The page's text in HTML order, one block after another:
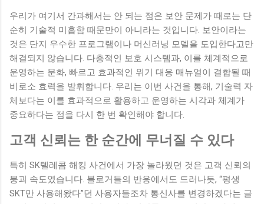
우리가 여기서 간과해서는 안 되는 점은 보안 문제가 때로는 단
순히 기술적 미흡함 때문만이 아니라는 것입니다. 보안이라는
것은 단지 우수한 프로그램이나 머신러닝 모델을 도입한다고만
해결되지 않습니다. 다층적인 보호 시스템과, 이를 체계적으로
운영하는 문화, 빠르고 효과적인 위기 대응 매뉴얼이 결합될 때
비로소 효력을 발휘합니다. 우리는 이번 사건을 통해, 기술력 자
체보다는 이를 효과적으로 활용하고 운영하는 시각과 체계가
중요하다는 점을 다시 한 번 확인해야 합니다.
고객 신뢰는 한 순간에 무너질 수 있다
특히 SK텔레콤 해킹 사건에서 가장 놀라웠던 것은 고객 신뢰의
붕괴 속도였습니다. 블로거들의 반응에서도 드러나듯, “평생
SKT만 사용해왔다”던 사용자들조차 통신사를 변경하겠다는 글